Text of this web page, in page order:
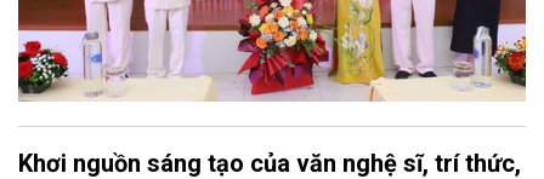
Khơi nguồn sáng tạo của văn nghệ sĩ, trí thức,